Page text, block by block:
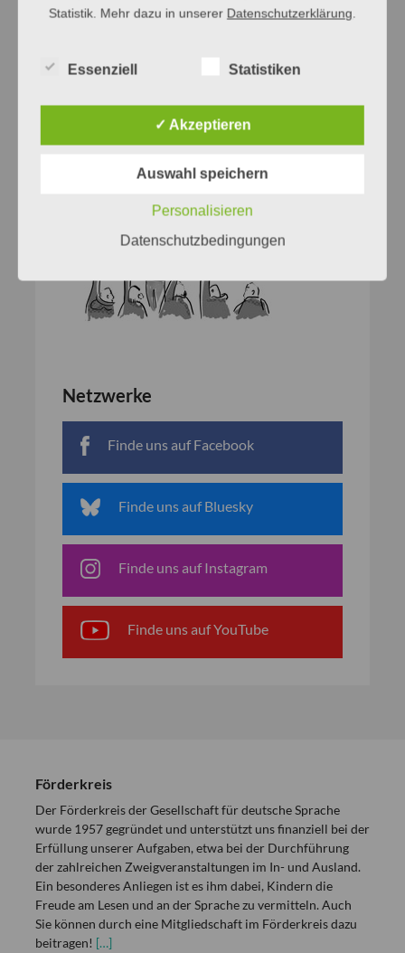
Netzwerke
Finde uns auf Facebook
Finde uns auf Bluesky
Finde uns auf Instagram
Finde uns auf YouTube
Förderkreis
Der Förderkreis der Gesellschaft für deutsche Sprache
wurde 1957 gegründet und unterstützt uns finanziell bei der
Erfüllung unserer Aufgaben, etwa bei der Durchführung
der zahlreichen Zweigveranstaltungen im In- und Ausland.
Ein besonderes Anliegen ist es ihm dabei, Kindern die
Freude am Lesen und an der Sprache zu vermitteln. Auch
Sie können durch eine Mitgliedschaft im Förderkreis dazu
beitragen! […]
Statistik. Mehr dazu in unserer Datenschutzerklärung
Essenziell Statistiken
✓ Akzeptieren
Auswahl speichern
Personalisieren
Datenschutzbedingungen